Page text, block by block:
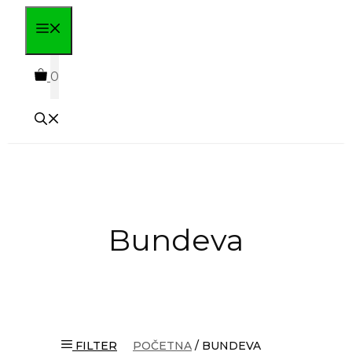
content
0
Bundeva
FILTER POČETNA / BUNDEVA